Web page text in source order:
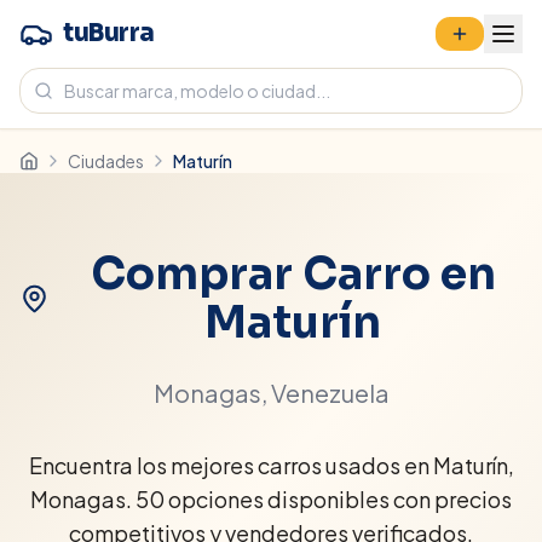
tuBurra
Ciudades Maturín
Comprar Carro en
Maturín
Monagas, Venezuela
Encuentra los mejores carros usados en Maturín,
Monagas. 50 opciones disponibles con precios
competitivos y vendedores verificados.